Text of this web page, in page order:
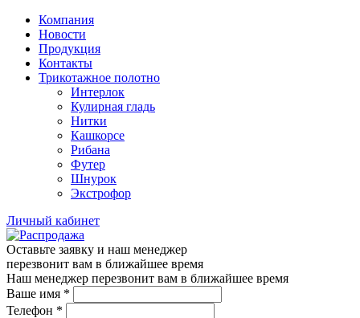
Компания
Новости
Продукция
Контакты
Трикотажное полотно
Интерлок
Кулирная гладь
Нитки
Кашкорсе
Рибана
Футер
Шнурок
Экстрофор
Личный кабинет
Оставьте заявку и наш менеджер
перезвонит вам в ближайшее время
Наш менеджер перезвонит вам в ближайшее время
Ваше имя *
Телефон *